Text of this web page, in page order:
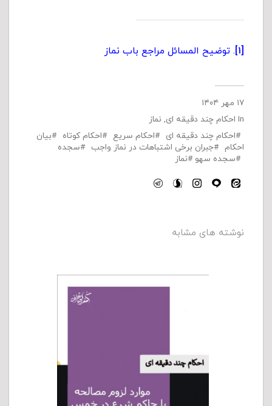
[۱] . توضیح المسائل مراجع باب نماز
۱۷ مهر ۱۴۰۴
In احکام چند دقیقه ای, نماز
احکام چند دقیقه ای
احکام سریع احکام کوتاه
بیان
احکام
جبران برخی اشتباهات در نماز واجب
سجده
سجده سهو
نماز
نوشته های مشابه